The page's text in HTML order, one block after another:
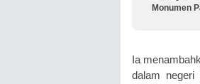
Monumen
Ia
dalam negeri